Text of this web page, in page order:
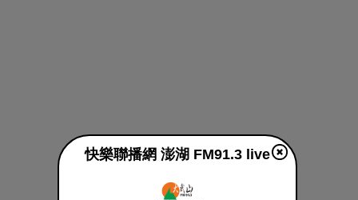
快樂聯播網 澎湖 FM91.3 live